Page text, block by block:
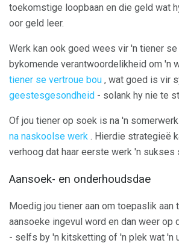
toekomstige loopbaan en die geld wat
oor geld leer.
Werk kan ook goed wees vir 'n tiener
bykomende verantwoordelikheid om 'n
tiener se vertroue bou , wat goed is vir
geestesgesondheid - solank hy nie te
Of jou tiener op soek is na 'n
na naskoolse werk . Hierdie strategieë
verhoog dat haar eerste werk 'n sukses
Aansoek- en onderhoudsdae
Moedig jou tiener aan om toepaslik aan
aansoeke ingevul word en dan weer op
- selfs by 'n kitsketting of 'n plek wat 'n